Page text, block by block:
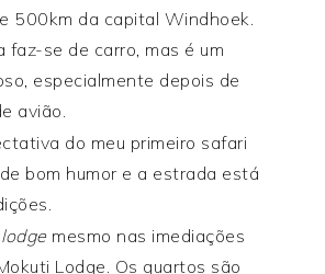
500km da capital Windhoek.
faz-se de carro, mas é um
especialmente depois de
avião.
do meu primeiro safari
bom humor e a estrada está
lodgemesmo nas imediações
Lodge. Os quartos são